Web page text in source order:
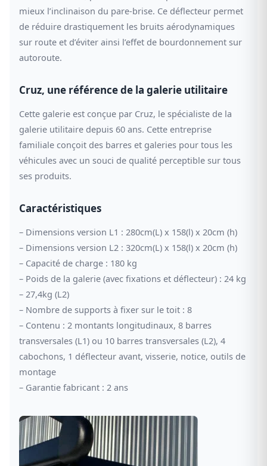
mieux l’inclinaison du pare-brise. Ce déflecteur permet
de réduire drastiquement les bruits aérodynamiques
sur route et d’éviter ainsi l’effet de bourdonnement sur
autoroute.
Cruz, une référence de la galerie utilitaire
Cette galerie est conçue par Cruz, le spécialiste de la
galerie utilitaire depuis 60 ans. Cette entreprise
familiale conçoit des barres et galeries pour tous les
véhicules avec un souci de qualité perceptible sur tous
ses produits.
Caractéristiques
– Dimensions version L1 : 280cm(L) x 158(l) x 20cm (h)
– Dimensions version L2 : 320cm(L) x 158(l) x 20cm (h)
– Capacité de charge : 180 kg
– Poids de la galerie (avec fixations et déflecteur) : 24 kg
– 27,4kg (L2)
– Nombre de supports à fixer sur le toit : 8
– Contenu : 2 montants longitudinaux, 8 barres
transversales (L1) ou 10 barres transversales (L2), 4
cabochons, 1 déflecteur avant, visserie, notice, outils de
montage
– Garantie fabricant : 2 ans